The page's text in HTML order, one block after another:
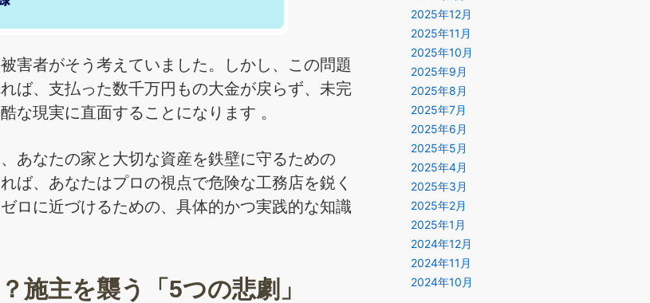
害者がそう考えていました。しかし、この問題
ば、支払った数千万円もの大金が戻らず、未完
な現実に直面することになります 。
あなたの家と大切な資産を鉄壁に守るための
ば、あなたはプロの視点で危険な工務店を鋭く
ロに近づけるための、具体的かつ実践的な知識
施主を襲う「5つの悲劇」
2025年12月
2025年11月
2025年10月
2025年9月
2025年8月
2025年7月
2025年6月
2025年5月
2025年4月
2025年3月
2025年2月
2025年1月
2024年12月
2024年11月
2024年10月